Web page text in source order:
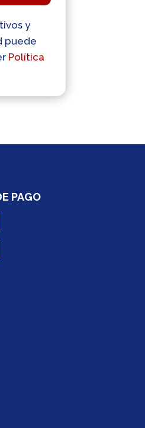
y
puede
Política
PAGO